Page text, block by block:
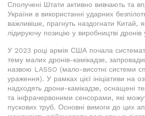
Сполучені Штати активно вивчають та
України в використанні ударних
важливіше, прагнуть наздогнати Китай,
лідируючу позицію у виробництві дронів у
У 2023 році армія США почала
тему малих дронів-камікадзе,
назвою LASSO (мало-висотні системи
ураження). У рамках цієї ініціативи на
надходять дрони-камікадзе, оснащені
та інфрачервоними сенсорами, які
пускових труб. Основні вимоги до цих